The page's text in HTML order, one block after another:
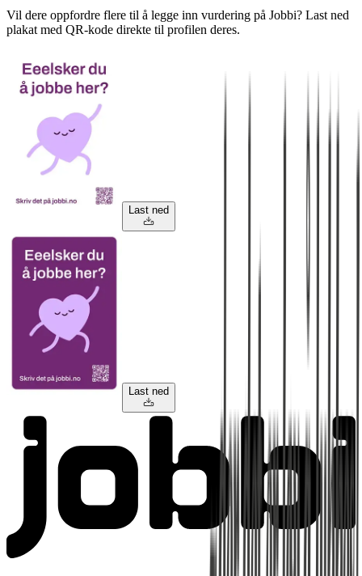
Vil dere oppfordre flere til å legge inn vurdering på Jobbi? Last ned
plakat med QR-kode direkte til profilen deres.
Last ned
Last ned